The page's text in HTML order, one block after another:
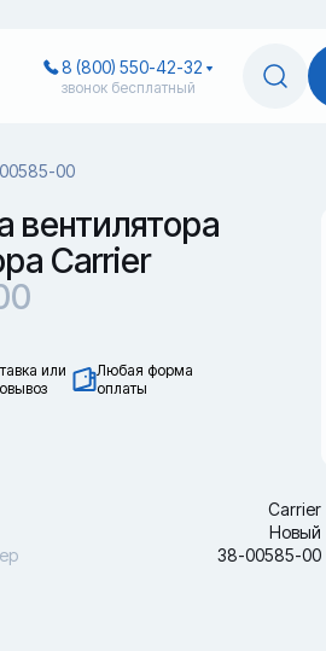
8 (800) 550-42-32
звонок бесплатный
00
вентилятора
Carrier
или
Любая форма
оплаты
Carrier
Новый
38-00585-00